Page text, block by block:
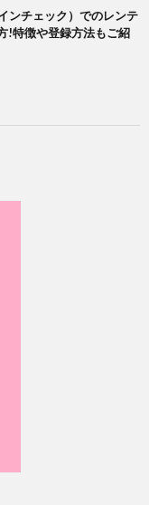
ンチェック）でのレンテ
!特徴や登録方法もご紹